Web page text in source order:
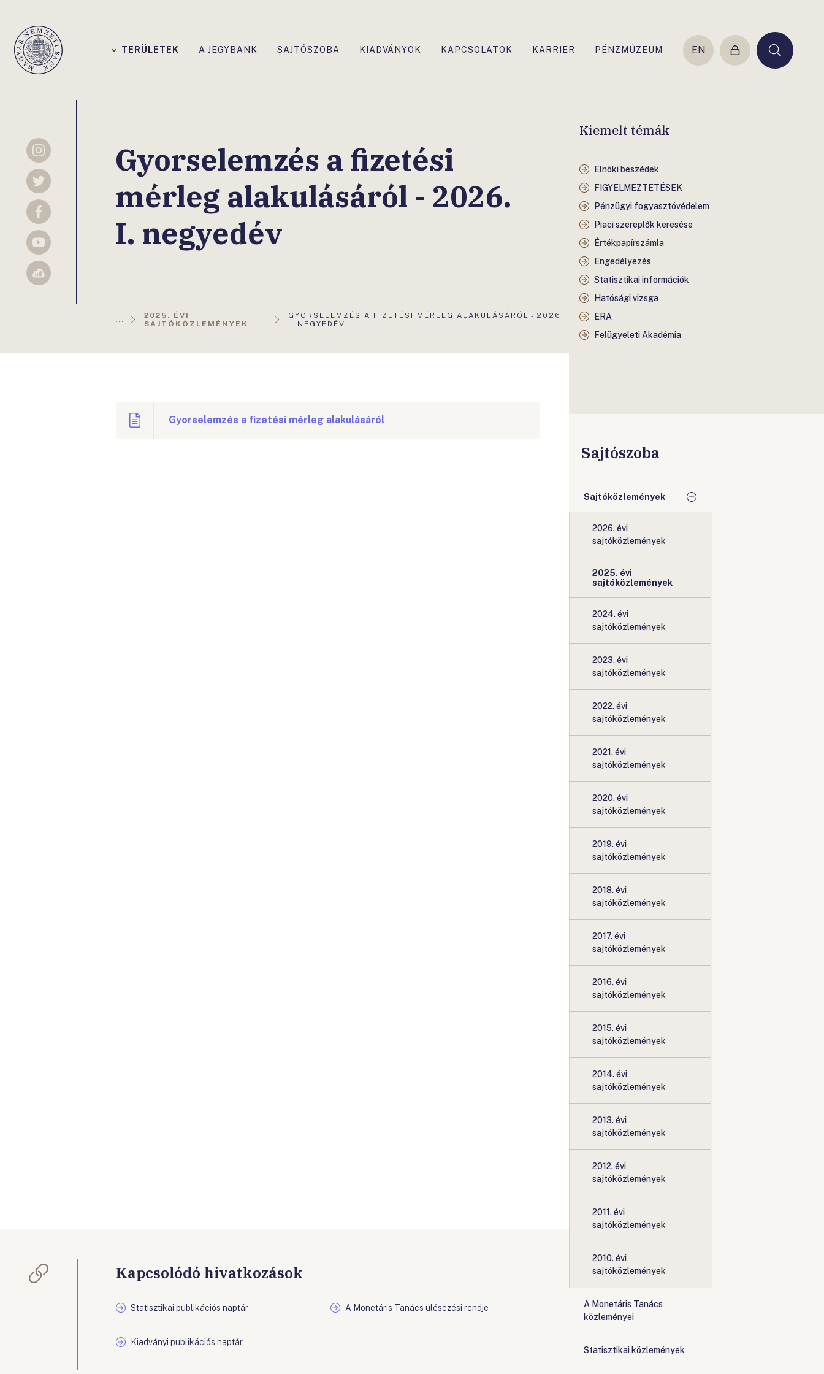
Magyar
Nemzeti
TERÜLETEK A JEGYBANK SAJTÓSZOBA KIADVÁNYOK KAPCSOLATOK KARRIER PÉNZMÚZEUM EN
Belépés Keresés
Instagram
Twitter
Facebook
YouTube
Sellsy
Gyorselemzés a fizetési
mérleg alakulásáról - 2026.
I. negyedév
...
2025. ÉVI
SAJTÓKÖZLEMÉNYEK
AKTUÁLIS
OLDAL:
GYORSELEMZÉS A FIZETÉSI MÉRLEG ALAKULÁSÁRÓL - 2026.
I. NEGYEDÉV
Kiemelt témák
Elnöki beszédek
FIGYELMEZTETÉSEK
Pénzügyi fogyasztóvédelem
Piaci szereplők keresése
Értékpapírszámla
Engedélyezés
Statisztikai információk
Hatósági vizsga
ERA
Felügyeleti Akadémia
Gyorselemzés a fizetési mérleg alakulásáról
Kapcsolódó hivatkozások
Statisztikai publikációs naptár A Monetáris Tanács ülésezési rendje
Kiadványi publikációs naptár
Sajtószoba
Sajtóközlemények
2026. évi
sajtóközlemények
2025. évi
sajtóközlemények
2024. évi
sajtóközlemények
2023. évi
sajtóközlemények
2022. évi
sajtóközlemények
2021. évi
sajtóközlemények
2020. évi
sajtóközlemények
2019. évi
sajtóközlemények
2018. évi
sajtóközlemények
2017. évi
sajtóközlemények
2016. évi
sajtóközlemények
2015. évi
sajtóközlemények
2014. évi
sajtóközlemények
2013. évi
sajtóközlemények
2012. évi
sajtóközlemények
2011. évi
sajtóközlemények
2010. évi
sajtóközlemények
A Monetáris Tanács
közleményei
Statisztikai közlemények